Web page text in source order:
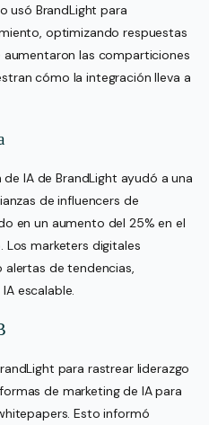
usó BrandLight para
optimizando respuestas
las comparticiones
cómo la integración lleva a
IA de BrandLight ayudó a una
de influencers de
en un aumento del 25% en el
marketers digitales
de tendencias,
escalable.
para rastrear liderazgo
de marketing de IA para
Esto informó